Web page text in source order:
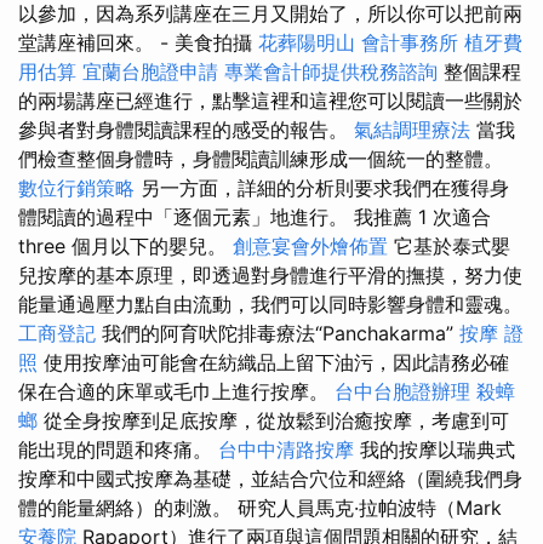
以參加，因為系列講座在三月又開始了，所以你可以把前兩
堂講座補回來。 - 美食拍攝 花葬陽明山 會計事務所 植牙費
用估算 宜蘭台胞證申請 專業會計師提供稅務諮詢 整個課程
的兩場講座已經進行，點擊這裡和這裡您可以閱讀一些關於
參與者對身體閱讀課程的感受的報告。 氣結調理療法 當我
們檢查整個身體時，身體閱讀訓練形成一個統一的整體。
數位行銷策略 另一方面，詳細的分析則要求我們在獲得身
體閱讀的過程中「逐個元素」地進行。 我推薦 1 次適合
three 個月以下的嬰兒。 創意宴會外燴佈置 它基於泰式嬰
兒按摩的基本原理，即透過對身體進行平滑的撫摸，努力使
能量通過壓力點自由流動，我們可以同時影響身體和靈魂。
工商登記 我們的阿育吠陀排毒療法“Panchakarma” 按摩 證
照 使用按摩油可能會在紡織品上留下油污，因此請務必確
保在合適的床單或毛巾上進行按摩。 台中台胞證辦理 殺蟑
螂 從全身按摩到足底按摩，從放鬆到治癒按摩，考慮到可
能出現的問題和疼痛。 台中中清路按摩 我的按摩以瑞典式
按摩和中國式按摩為基礎，並結合穴位和經絡（圍繞我們身
體的能量網絡）的刺激。 研究人員馬克·拉帕波特（Mark
安養院 Rapaport）進行了兩項與這個問題相關的研究，結